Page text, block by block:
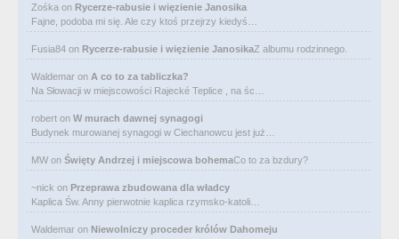
Zośka on Rycerze-rabusie i więzienie Janosika
Fajne, podoba mi się. Ale czy ktoś przejrzy kiedyś…
Fusia84 on Rycerze-rabusie i więzienie JanosikaZ albumu rodzinnego.
Waldemar on A co to za tabliczka?
Na Słowacji w miejscowości Rajecké Teplice , na śc…
robert on W murach dawnej synagogi
Budynek murowanej synagogi w Ciechanowcu jest już…
MW on Święty Andrzej i miejscowa bohemaCo to za bzdury?
~nick on Przeprawa zbudowana dla władcy
Kaplica Św. Anny pierwotnie kaplica rzymsko-katoli…
Waldemar on Niewolniczy proceder królów Dahomeju